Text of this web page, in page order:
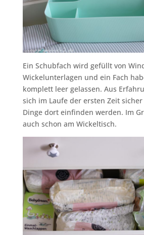
Ein Schubfach wird gefüllt von
Wickelunterlagen und ein Fach
komplett leer gelassen. Aus
sich im Laufe der ersten Zeit
Dinge dort einfinden werden. Im
auch schon am Wickeltisch.